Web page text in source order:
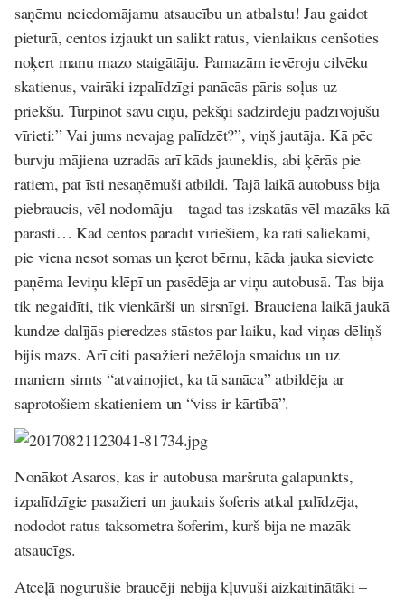
saņēmu neiedomājamu atsaucību un atbalstu! Jau gaidot
pieturā, centos izjaukt un salikt ratus, vienlaikus cenšoties
noķert manu mazo staigātāju. Pamazām ievēroju cilvēku
skatienus, vairāki izpalīdzīgi panācās pāris soļus uz
priekšu.Turpinot savu cīņu, pēkšņi sadzirdēju padzīvojušu
vīrieti:” Vai jums nevajag palīdzēt?”, viņš jautāja. Kā pēc
burvju mājiena uzradās arī kāds jauneklis, abi ķērās pie
ratiem, pat īsti nesaņēmuši atbildi. Tajā laikā autobuss bija
piebraucis, vēl nodomāju – tagad tas izskatās vēl mazāks kā
parasti…Kad centos parādīt vīriešiem, kā rati saliekami,
pie viena nesot somas un ķerot bērnu, kāda jauka sieviete
paņēma Ieviņu klēpī un pasēdēja ar viņu autobusā. Tas bija
tik negaidīti, tik vienkārši un sirsnīgi. Brauciena laikā jaukā
kundze dalījās pieredzes stāstos par laiku, kad viņas dēliņš
bijis mazs. Arī citi pasažieri nežēloja smaidus un uz
maniem simts “atvainojiet, ka tā sanāca” atbildēja ar
saprotošiem skatieniem un “viss ir kārtībā”.
Nonākot Asaros, kas ir autobusa maršruta galapunkts,
izpalīdzīgie pasažieri un jaukais šoferis atkal palīdzēja,
nododot ratus taksometra šoferim, kurš bija ne mazāk
atsaucīgs.
Atceļā nogurušie braucēji nebija kļuvuši aizkaitinātāki –